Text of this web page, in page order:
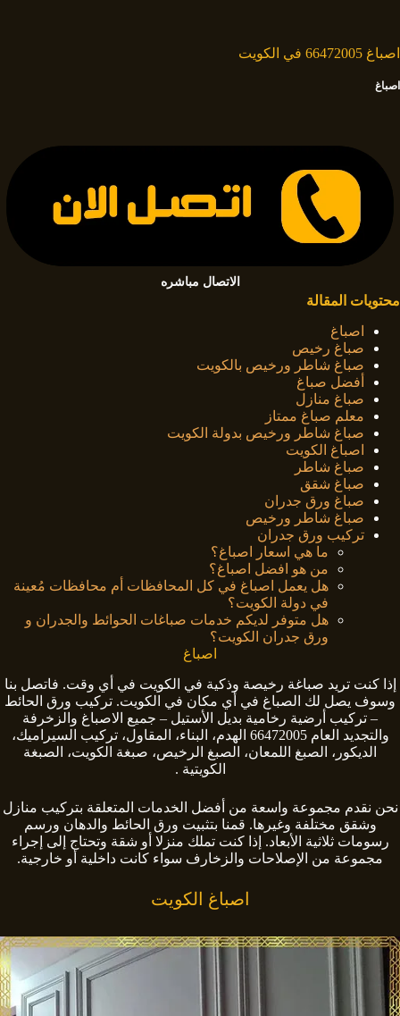
اصباغ 66472005 في الكويت
اصباغ
الاتصال مباشره
محتويات المقالة
اصباغ
صباغ رخيص
صباغ شاطر ورخيص بالكويت
أفضل صباغ
صباغ منازل
معلم صباغ ممتاز
صباغ شاطر ورخيص بدولة الكويت
اصباغ الكويت
صباغ شاطر
صباغ شقق
صباغ ورق جدران
صباغ شاطر ورخيص
تركيب ورق جدران
ما هي اسعار اصباغ؟
من هو افضل اصباغ؟
هل يعمل اصباغ في كل المحافظات أم محافظات مُعينة
في دولة الكويت؟
هل متوفر لديكم خدمات صباغات الحوائط والجدران و
ورق جدران الكويت؟
اصباغ
إذا كنت تريد صباغة رخيصة وذكية في الكويت في أي وقت. فاتصل بنا
وسوف يصل لك الصباغ في أي مكان في الكويت. تركيب ورق الحائط
– تركيب أرضية رخامية بديل الأستيل – جميع الاصباغ والزخرفة
والتجديد العام 66472005 الهدم، البناء، المقاول، تركيب السيراميك،
الديكور، الصبغ اللمعان، الصبغ الرخيص، صبغة الكويت، الصبغة
الكويتية .
نحن نقدم مجموعة واسعة من أفضل الخدمات المتعلقة بتركيب منازل
وشقق مختلفة وغيرها. قمنا بتثبيت ورق الحائط والدهان ورسم
رسومات ثلاثية الأبعاد. إذا كنت تملك منزلا أو شقة وتحتاج إلى إجراء
مجموعة من الإصلاحات والزخارف سواء كانت داخلية أو خارجية.
اصباغ الكويت